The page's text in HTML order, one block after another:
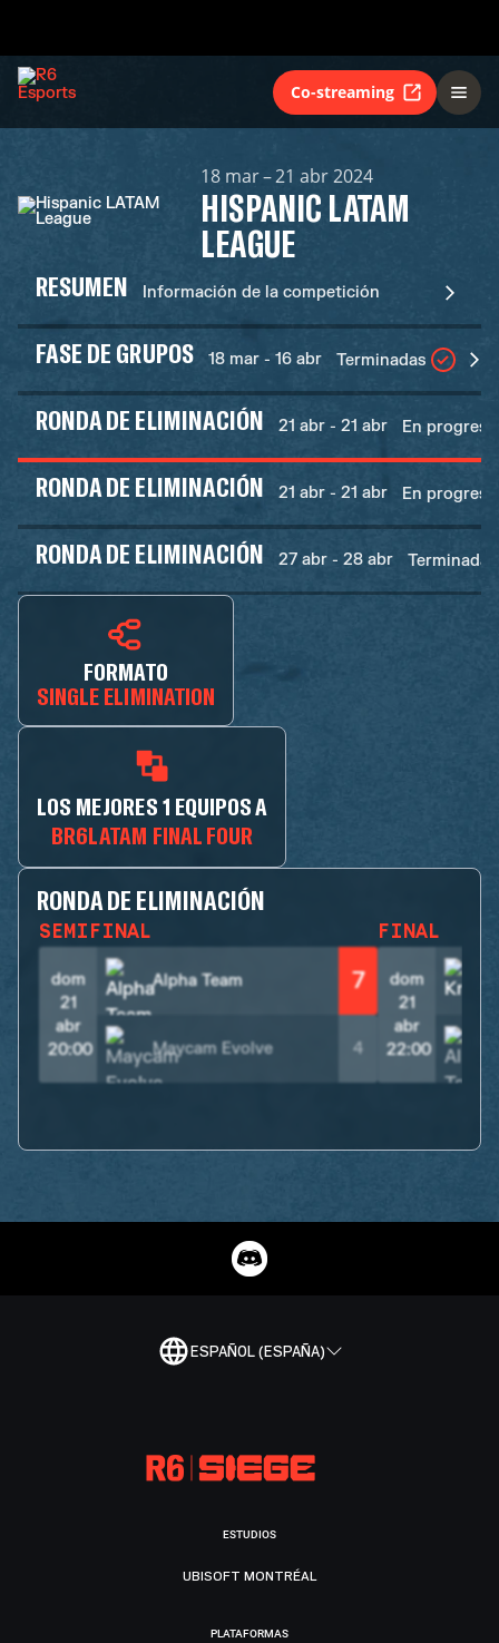
Co-streaming
18 mar – 21 abr 2024
HISPANIC LATAM
LEAGUE
RESUMEN Información de la competición
FASE DE GRUPOS 18 mar - 16 abr Terminadas
RONDA DE ELIMINACIÓN 21 abr - 21 abr En progreso
RONDA DE ELIMINACIÓN 21 abr - 21 abr En progreso
RONDA DE ELIMINACIÓN 27 abr - 28 abr Terminadas
FORMATO
SINGLE ELIMINATION
LOS MEJORES 1 EQUIPOS A
BR6LATAM FINAL FOUR
RONDA DE ELIMINACIÓN
SEMIFINAL
dom
21
abr
20:00
Alpha Team 7
Maycam Evolve 4
FINAL
dom
21
abr
22:00
ESPAÑOL (ESPAÑA)
ESTUDIOS
UBISOFT MONTRÉAL
PLATAFORMAS